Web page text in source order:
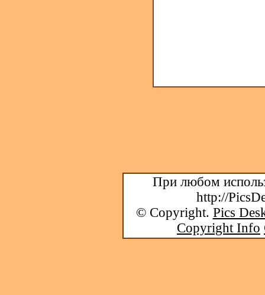
При любом
http://
© Copyright. Pics
Copyright Info